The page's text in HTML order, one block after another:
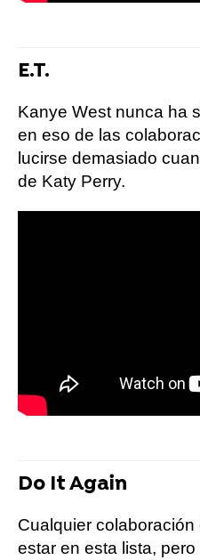
E.T.
Kanye West nunca ha
en eso de las
lucirse demasiado
de Katy Perry.
Do It Again
Cualquier
estar en esta lista,